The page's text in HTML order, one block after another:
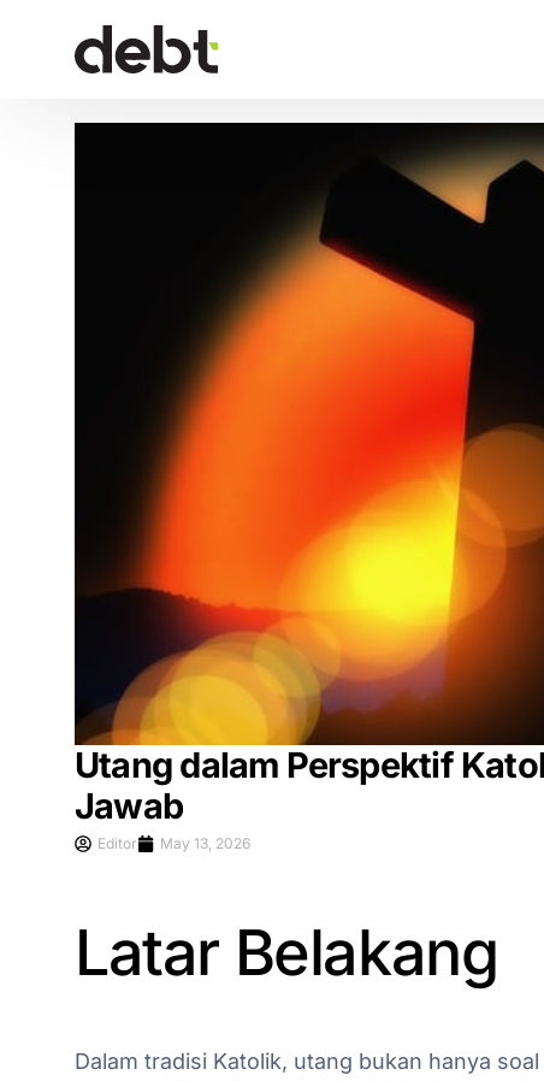
Utang dalam Perspektif
Jawab
Editor May 13, 2026
Latar Belakang
Dalam tradisi Katolik, utang bukan hanya